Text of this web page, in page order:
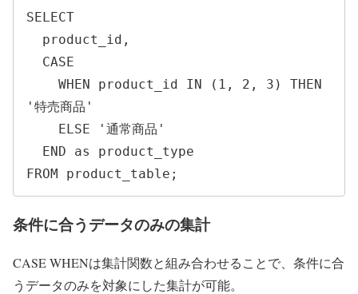
SELECT
'特売商品'
FROM product_table;
条件に合うデータのみの集計
CASE WHENは集計関数と組み合わせることで、条件に合
うデータのみを対象にした集計が可能。